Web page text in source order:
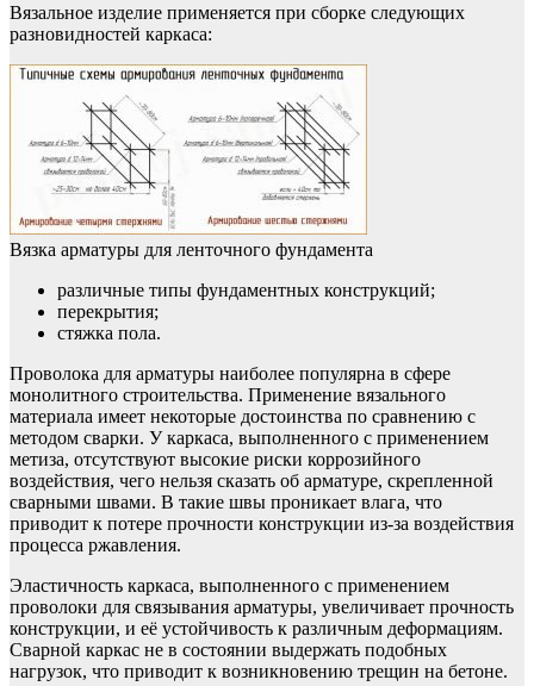
Вязальное изделие применяется при сборке следующих
разновидностей каркаса:
Вязка арматуры для ленточного фундамента
различные типы фундаментных конструкций;
перекрытия;
стяжка пола.
Проволока для арматуры наиболее популярна в сфере
монолитного строительства. Применение вязального
материала имеет некоторые достоинства по сравнению с
методом сварки. У каркаса, выполненного с применением
метиза, отсутствуют высокие риски коррозийного
воздействия, чего нельзя сказать об арматуре, скрепленной
сварными швами. В такие швы проникает влага, что
приводит к потере прочности конструкции из-за воздействия
процесса ржавления.
Эластичность каркаса, выполненного с применением
проволоки для связывания арматуры, увеличивает прочность
конструкции, и её устойчивость к различным деформациям.
Сварной каркас не в состоянии выдержать подобных
нагрузок, что приводит к возникновению трещин на бетоне.